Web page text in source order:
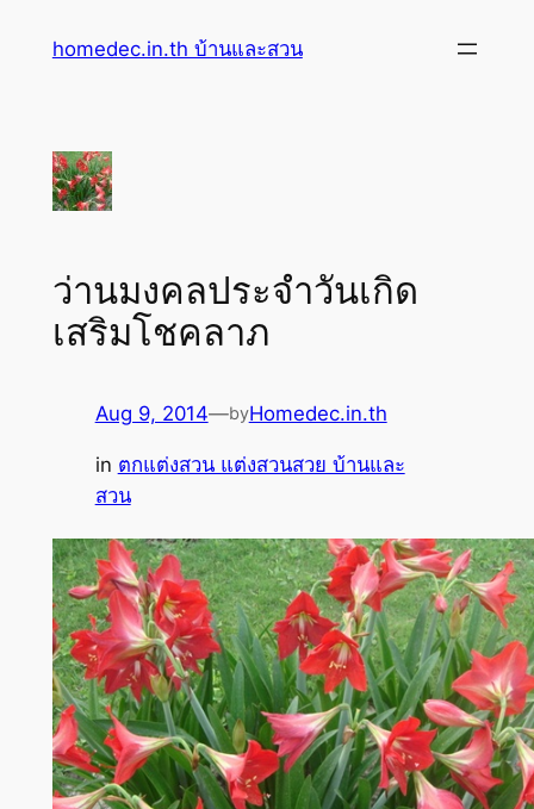
homedec.in.th บ้านและสวน
ว่านมงคลประจำวันเกิด
เสริมโชคลาภ
Aug 9, 2014—byHomedec.in.th
in ตกแต่งสวน แต่งสวนสวย บ้านและ
สวน